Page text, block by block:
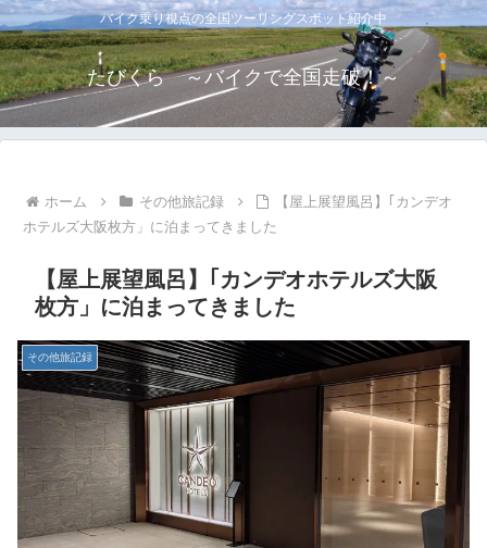
バイク乗り視点の全国ツーリングスポット紹介中
たびくら ～バイクで全国走破！～
ホーム その他旅記録
【屋上展望風呂】｢カンデオ
ホテルズ大阪枚方」に泊まってきました
【屋上展望風呂】｢カンデオホテルズ大阪
枚方」に泊まってきました
その他旅記録